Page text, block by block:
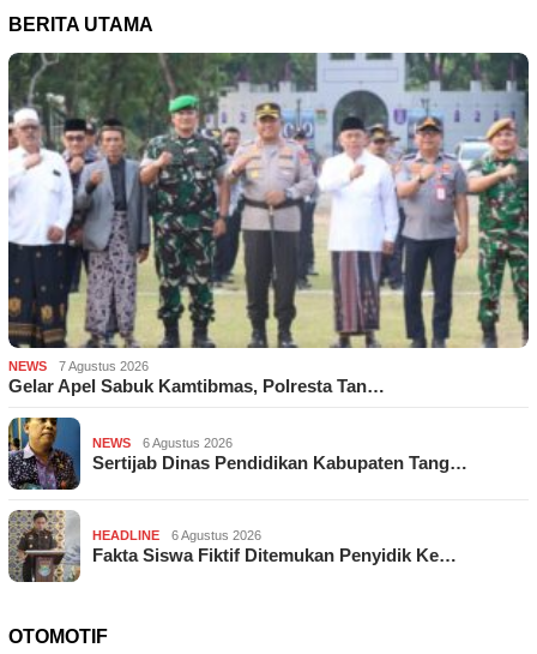
BERITA UTAMA
NEWS 7 Agustus 2026
Gelar Apel Sabuk Kamtibmas, Polresta Tan…
NEWS 6 Agustus 2026
Sertijab Dinas Pendidikan Kabupaten Tang…
HEADLINE 6 Agustus 2026
Fakta Siswa Fiktif Ditemukan Penyidik Ke…
OTOMOTIF